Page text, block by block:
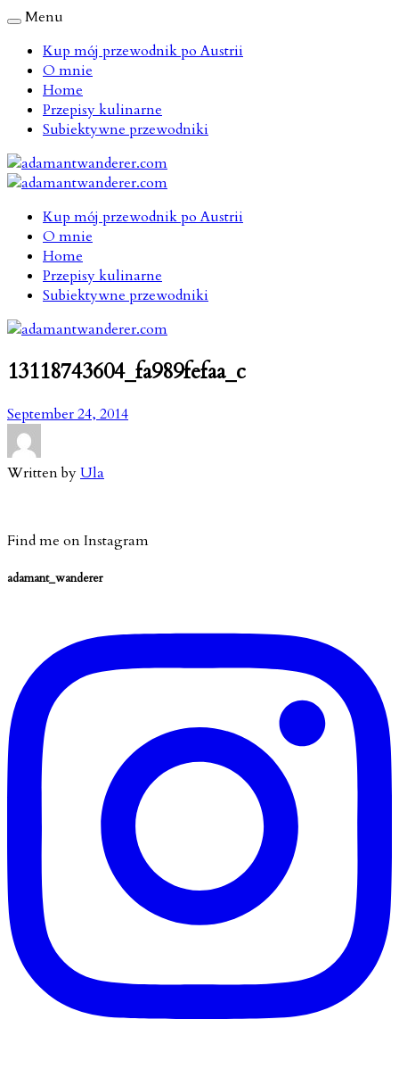
Menu
Kup mój przewodnik po Austrii
O mnie
Home
Przepisy kulinarne
Subiektywne przewodniki
Kup mój przewodnik po Austrii
O mnie
Home
Przepisy kulinarne
Subiektywne przewodniki
13118743604_fa989fefaa_c
September 24, 2014
Written byUla
Find me on Instagram
adamant_wanderer